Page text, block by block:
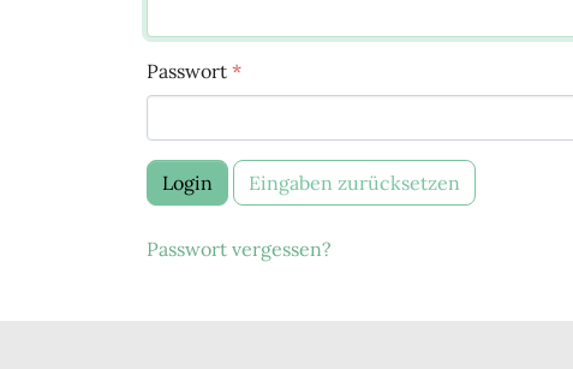
Passwort *
Login Eingaben zurücksetzen
Passwort vergessen?